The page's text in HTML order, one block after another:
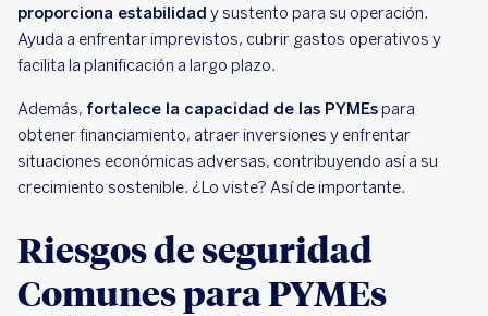
proporciona estabilidad y sustento para su operación.
Ayuda a enfrentar imprevistos, cubrir gastos operativos y
facilita la planificación a largo plazo.
Además, fortalece la capacidad de las PYMEspara
obtener financiamiento, atraer inversiones y enfrentar
situaciones económicas adversas, contribuyendo así a su
crecimiento sostenible. ¿Lo viste? Así de importante.
Riesgos de seguridad
Comunes para PYMEs